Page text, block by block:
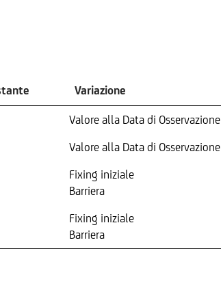
Variazione
Valore alla Data di Osservazione
Valore alla Data di Osservazione
Fixing iniziale
Barriera
Fixing iniziale
Barriera